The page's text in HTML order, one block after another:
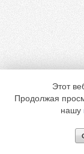
Этот
Продолжая
нашу